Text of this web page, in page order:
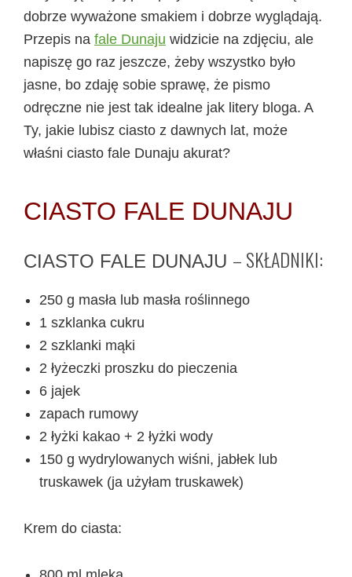
dobrze wyważone smakiem i dobrze wyglądają.
Przepis na fale Dunaju widzicie na zdjęciu, ale
napiszę go raz jeszcze, żeby wszystko było
jasne, bo zdaję sobie sprawę, że pismo
odręczne nie jest tak idealne jak litery bloga. A
Ty, jakie lubisz ciasto z dawnych lat, może
właśni ciasto fale Dunaju akurat?
CIASTO FALE DUNAJU
CIASTO FALE DUNAJU – SKŁADNIKI:
250 g masła lub masła roślinnego
1 szklanka cukru
2 szklanki mąki
2 łyżeczki proszku do pieczenia
6 jajek
zapach rumowy
2 łyżki kakao + 2 łyżki wody
150 g wydrylowanych wiśni, jabłek lub
truskawek (ja użyłam truskawek)
Krem do ciasta: